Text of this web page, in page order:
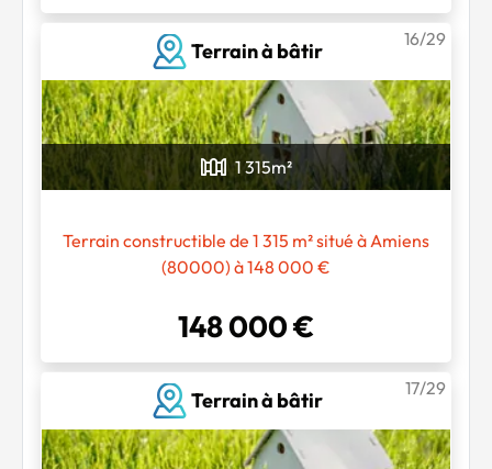
Terrain à bâtir
16/29
1 315m²
Terrain constructible de 1 315 m² situé à Amiens
(80000) à 148 000 €
148 000 €
Terrain à bâtir
17/29